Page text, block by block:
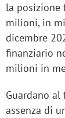
la posizione
milioni, in
dicembre
finanziario
milioni in
Guardano al
assenza di